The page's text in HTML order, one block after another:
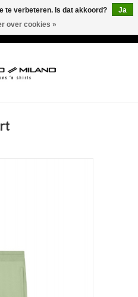
te verbeteren. Is dat akkoord?
Ja
over cookies »